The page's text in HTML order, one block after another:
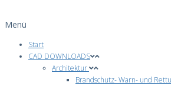
Menü
Start
CAD DOWNLOADS
Architektur
Brandschutz- Warn- und